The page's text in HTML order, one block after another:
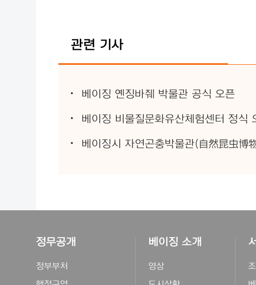
관련 기사
베이징 옌징바줴 박물관 공식 오픈
베이징 비물질문화유산체험센터 정식
베이징시 자연곤충박물관(自然昆虫博
정무공개
정부부처
베이징 소개
영상